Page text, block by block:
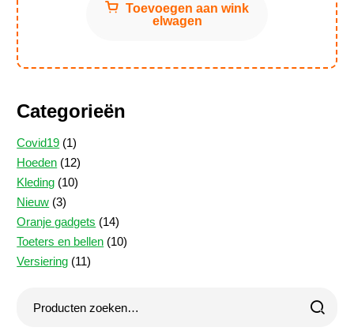
Toevoegen aan wink
elwagen
Categorieën
Covid19 11
product
Hoeden 1212
producten
Kleding 1010
Nieuw 33
producten
Oranje gadgets 1414
producten
Toeters en bellen 1010
Versiering 1111